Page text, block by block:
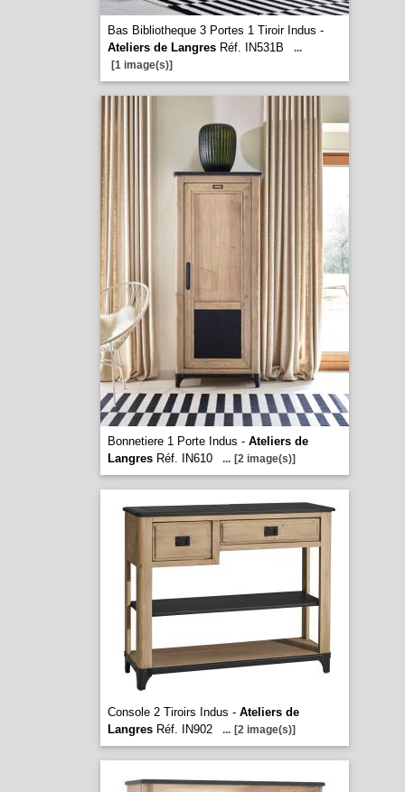
Bas Bibliotheque 3 Portes 1 Tiroir Indus -
Ateliers de LangresRéf. IN531B
...
[1 image(s)]
Bonnetiere 1 Porte Indus - Ateliers de
LangresRéf. IN610 ... [2 image(s)]
Console 2 Tiroirs Indus - Ateliers de
LangresRéf. IN902 ... [2 image(s)]